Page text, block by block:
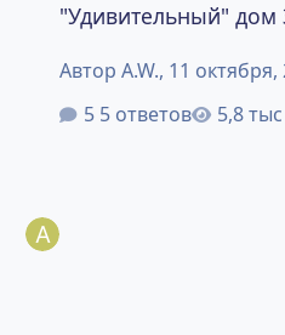
"Удивительный" дом
Автор A.W., 11 октября,
5 ответов